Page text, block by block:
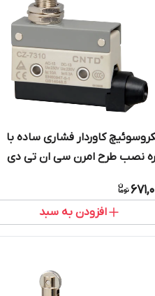
کاوردار فشاری ساده با
نصب طرح امرن سی ان تی دی
افزودن به سبد